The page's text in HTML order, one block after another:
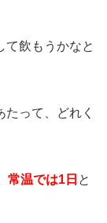
て飲もうかなと
って、どれく
常温では1日 と